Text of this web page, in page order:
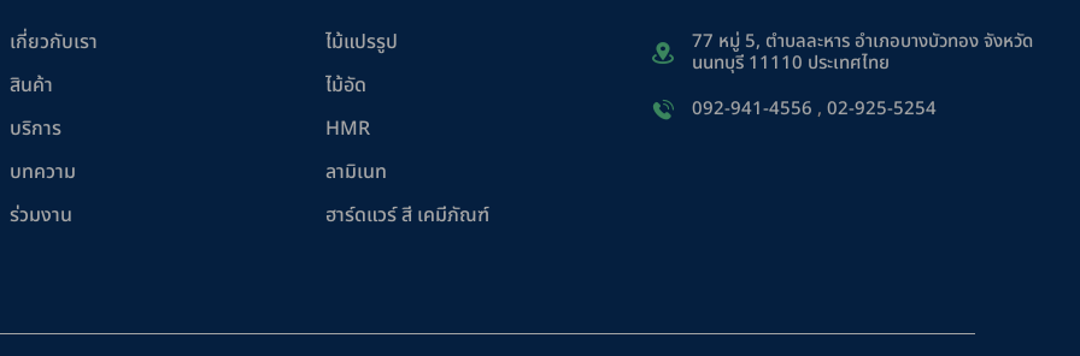
เกี่ยวกับเรา
สินค้า
บริการ
บทความ
ร่วมงาน
ไม้แปรรูป
ไม้อัด
HMR
ลามิเนท
ฮาร์ดแวร์ สี เคมีภัณฑ์
77 หมู่ 5, ตำบลละหาร อำเภอบางบัวทอง จังหวัด
นนทบุรี 11110 ประเทศไทย
092-941-4556 ,02-925-5254